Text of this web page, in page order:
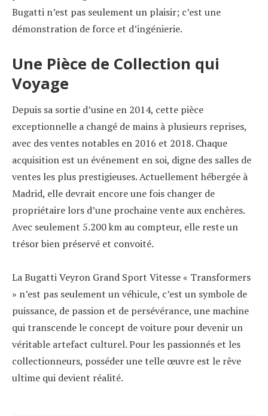
Bugatti n’est pas seulement un plaisir; c’est une
démonstration de force et d’ingénierie.
Une Pièce de Collection qui
Voyage
Depuis sa sortie d’usine en 2014, cette pièce
exceptionnelle a changé de mains à plusieurs reprises,
avec des ventes notables en 2016 et 2018. Chaque
acquisition est un événement en soi, digne des salles de
ventes les plus prestigieuses. Actuellement hébergée à
Madrid, elle devrait encore une fois changer de
propriétaire lors d’une prochaine vente aux enchères.
Avec seulement 5.200 km au compteur, elle reste un
trésor bien préservé et convoité.
La Bugatti Veyron Grand Sport Vitesse « Transformers
» n’est pas seulement un véhicule, c’est un symbole de
puissance, de passion et de persévérance, une machine
qui transcende le concept de voiture pour devenir un
véritable artefact culturel. Pour les passionnés et les
collectionneurs, posséder une telle œuvre est le rêve
ultime qui devient réalité.